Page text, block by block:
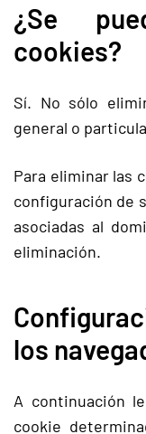
¿Se
cookies?
Sí. No sólo
general o
Para eliminar las
configuración de
asociadas al
eliminación.
los
A continuación
cookie